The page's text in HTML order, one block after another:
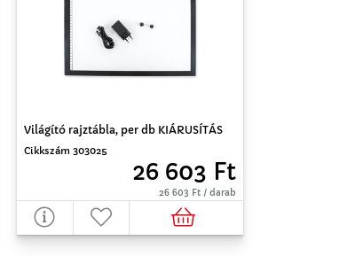
Világító rajztábla, per db KIÁRUSÍTÁS
Cikkszám 303025
26 603 Ft
26 603 Ft / darab